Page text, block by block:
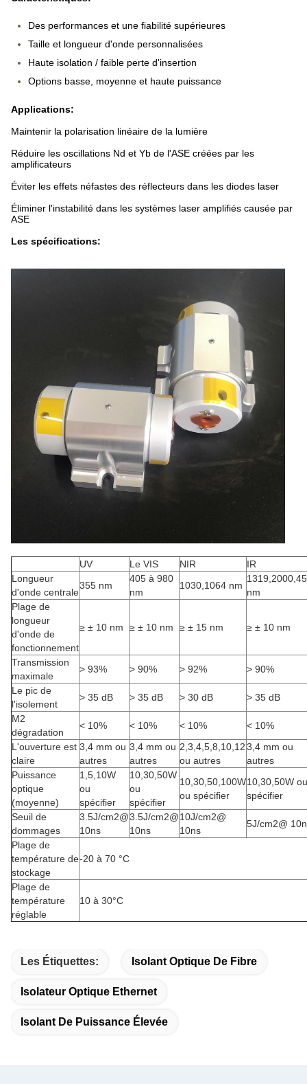
Des performances et une fiabilité supérieures
Taille et longueur d'onde personnalisées
Haute isolation / faible perte d'insertion
Options basse, moyenne et haute puissance
Applications:
Maintenir la polarisation linéaire de la lumière
Réduire les oscillations Nd et Yb de l'ASE créées par les
amplificateurs
Éviter les effets néfastes des réflecteurs dans les diodes laser
Éliminer l'instabilité dans les systèmes laser amplifiés causée par
ASE
Les spécifications:
UV Le VIS NIR
IR
Longueur
d'onde centrale
355 nm
405 à 980
nm
1030,1064 nm
nm
Plage de
longueur
d'onde de
fonctionnement
≥ ± 10 nm ≥ ± 10 nm ≥ ± 15 nm ≥ ± 10 nm
Transmission
maximale
> 93% > 90% > 92%
> 90%
Le pic de
l'isolement
> 35 dB > 35 dB > 30 dB
> 35 dB
M2
dégradation
< 10% < 10% < 10%
< 10%
L'ouverture est
claire
3,4 mm ou
autres
3,4 mm ou
autres
2,3,4,5,8,10,12
ou autres
3,4 mm ou
autres
Puissance
optique
(moyenne)
1,5,10W
ou
spécifier
10,30,50W
ou
spécifier
10,30,50,100W
ou spécifier
10,30,50W ou
spécifier
Seuil de
dommages
3.5J/cm2@
10ns
3.5J/cm2@
10ns
10J/cm2@
10ns
5J/cm2@
Plage de
température de
stockage
-20 à 70 °C
Plage de
température
réglable
10 à 30°C
Les Étiquettes: Isolant Optique De Fibre
Isolateur Optique Ethernet
Isolant De Puissance Élevée